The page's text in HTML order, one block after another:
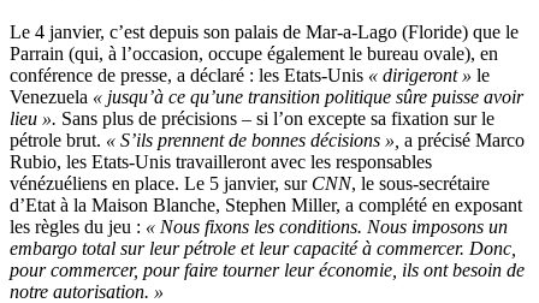
Le 4 janvier, c’est depuis son palais de Mar-a-Lago (Floride) que le
Parrain (qui, à l’occasion, occupe également le bureau ovale), en
conférence de presse, a déclaré : les Etats-Unis « dirigeront » le
Venezuela « jusqu’à ce qu’une transition politique sûre puisse avoir
lieu ». Sans plus de précisions – si l’on excepte sa fixation sur le
pétrole brut. « S’ils prennent de bonnes décisions », a précisé Marco
Rubio, les Etats-Unis travailleront avec les responsables
vénézuéliens en place. Le 5 janvier, sur CNN, le sous-secrétaire
d’Etat à la Maison Blanche, Stephen Miller, a complété en exposant
les règles du jeu : « Nous fixons les conditions. Nous imposons un
embargo total sur leur pétrole et leur capacité à commercer. Donc,
pour commercer, pour faire tourner leur économie, ils ont besoin de
notre autorisation. »